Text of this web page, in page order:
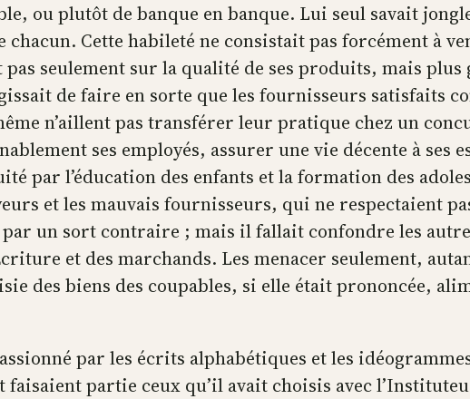
ou plutôt de banque en banque. Lui seul savait
Cette habileté ne consistait pas forcément à
pas seulement sur la qualité de ses produits, mais
de faire en sorte que les fournisseurs satisfaits
n’aillent pas transférer leur pratique chez un
ses employés, assurer une vie décente à
par l’éducation des enfants et la formation des
et les mauvais fournisseurs, qui ne respectaient
un sort contraire ; mais il fallait confondre les
et des marchands. Les menacer seulement,
des biens des coupables, si elle était prononcée,
par les écrits alphabétiques et les
faisaient partie ceux qu’il avait choisis avec